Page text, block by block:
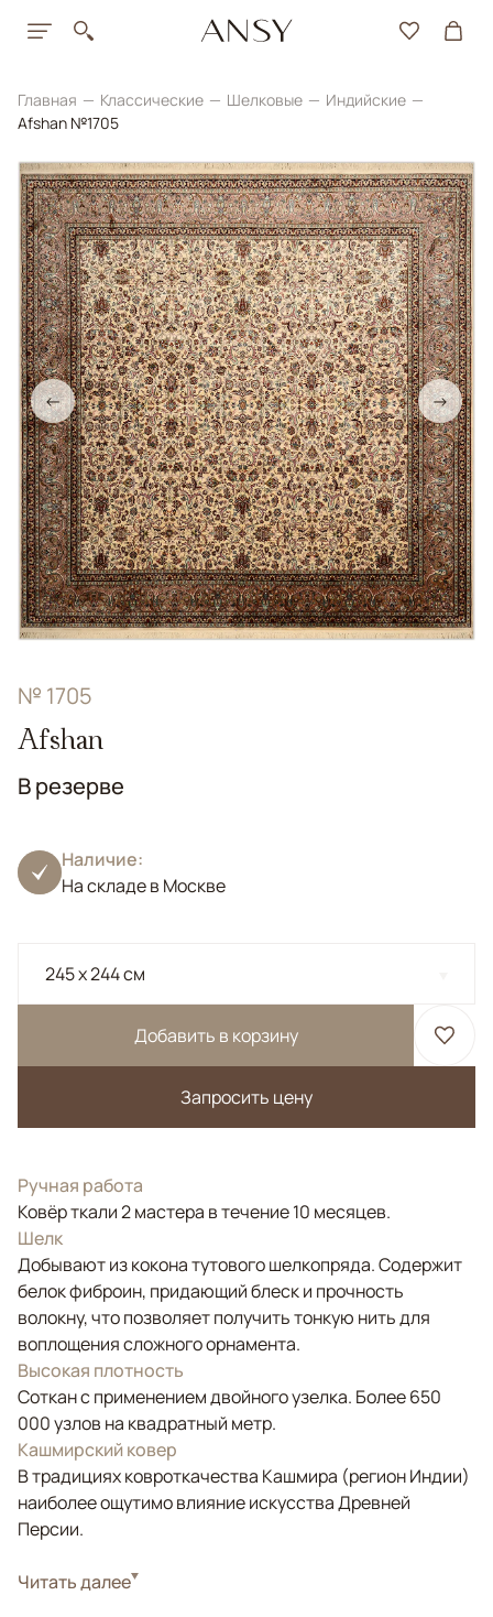
Главная Классические Шелковые
Индийские
Afshan №1705
← →
№ 1705
Afshan
В резерве
Наличие:
На складе в Москве
245 x 244 см
Добавить в корзину
Запросить цену
Ручная работа
Ковёр ткали 2 мастера в течение 10 месяцев.
Шелк
Добывают из кокона тутового шелкопряда. Содержит
белок фиброин, придающий блеск и прочность
волокну, что позволяет получить тонкую нить для
воплощения сложного орнамента.
Высокая плотность
Соткан с применением двойного узелка. Более 650
000 узлов на квадратный метр.
Кашмирский ковер
В традициях ковроткачества Кашмира (регион Индии)
наиболее ощутимо влияние искусства Древней
Персии.
СтильКлассические
Читать далее